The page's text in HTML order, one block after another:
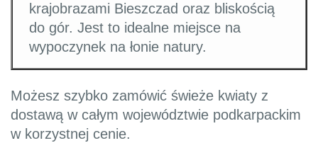
krajobrazami Bieszczad oraz bliskością
do gór. Jest to idealne miejsce na
wypoczynek na łonie natury.
Możesz szybko zamówić świeże kwiaty z
dostawą w całym województwie podkarpackim
w korzystnej cenie.